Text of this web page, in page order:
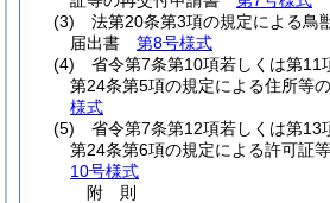
(3)
法第20条第3項の規定による鳥
届出書 第8号様式
(4)
省令第7条第10項若しくは第11
第24条第5項の規定による住所等
様式
(5)
省令第7条第12項若しくは第13
第24条第6項の規定による許可証
10号様式
附 則